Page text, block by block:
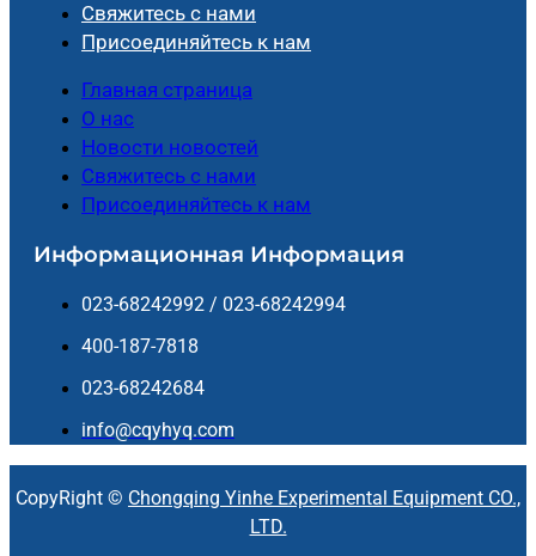
Свяжитесь с нами
Присоединяйтесь к нам
Главная страница
О нас
Новости новостей
Свяжитесь с нами
Присоединяйтесь к нам
Информационная Информация
023-68242992 / 023-68242994
400-187-7818
023-68242684
info@cqyhyq.com
CopyRight © Chongqing Yinhe Experimental Equipment CO.,
LTD.